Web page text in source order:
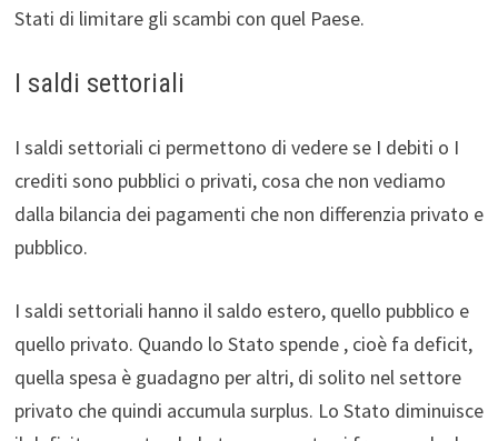
Stati di limitare gli scambi con quel Paese.
I saldi settoriali
I saldi settoriali ci permettono di vedere se I debiti o I
crediti sono pubblici o privati, cosa che non vediamo
dalla bilancia dei pagamenti che non differenzia privato e
pubblico.
I saldi settoriali hanno il saldo estero, quello pubblico e
quello privato. Quando lo Stato spende , cioè fa deficit,
quella spesa è guadagno per altri, di solito nel settore
privato che quindi accumula surplus. Lo Stato diminuisce